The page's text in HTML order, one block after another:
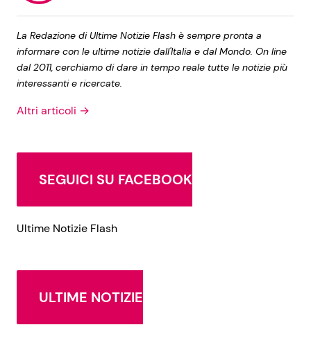
La Redazione di Ultime Notizie Flash è sempre pronta a
informare con le ultime notizie dall'Italia e dal Mondo. On line
dal 2011, cerchiamo di dare in tempo reale tutte le notizie più
interessanti e ricercate.
Altri articoli →
SEGUICI SU FACEBOOK
Ultime Notizie Flash
ULTIME NOTIZIE